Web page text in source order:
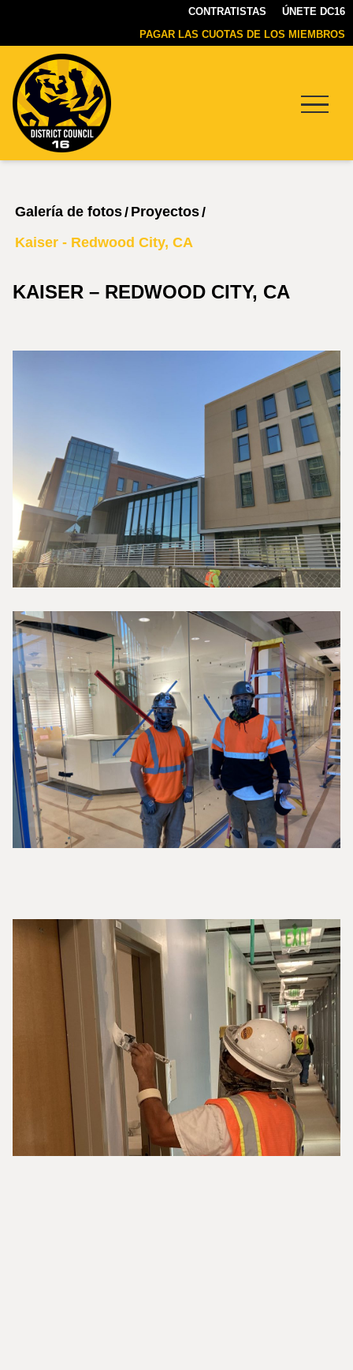
CONTRATISTAS
ÚNETE DC16
PAGAR LAS CUOTAS DE LOS MIEMBROS
Galería de fotos/ Proyectos/
Kaiser - Redwood City, CA
KAISER – REDWOOD CITY, CA